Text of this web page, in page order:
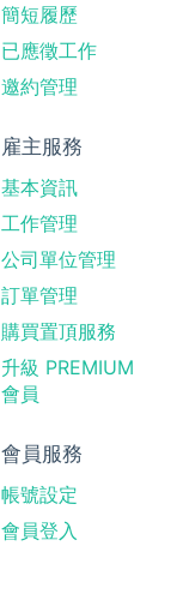
簡短履歷
已應徵工作
邀約管理
雇主服務
基本資訊
工作管理
公司單位管理
訂單管理
購買置頂服務
升級 PREMIUM
會員
會員服務
帳號設定
會員登入